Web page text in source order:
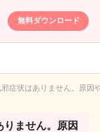
無料ダウンロード
症状はありません。原因
ません。原因